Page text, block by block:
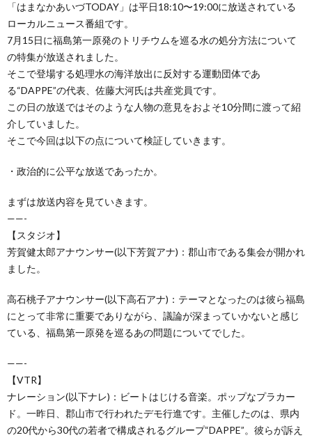
「はまなかあいづTODAY」は平日18:10〜19:00に放送されている
ローカルニュース番組です。
7月15日に福島第一原発のトリチウムを巡る水の処分方法について
の特集が放送されました。
そこで登場する処理水の海洋放出に反対する運動団体であ
る“DAPPE”の代表、佐藤大河氏は共産党員です。
この日の放送ではそのような人物の意見をおよそ10分間に渡って紹
介していました。
そこで今回は以下の点について検証していきます。
・政治的に公平な放送であったか。
まずは放送内容を見ていきます。
——-
【スタジオ】
芳賀健太郎アナウンサー(以下芳賀アナ)：郡山市である集会が開かれ
ました。
高石桃子アナウンサー(以下高石アナ)：テーマとなったのは彼ら福島
にとって非常に重要でありながら、議論が深まっていかないと感じ
ている、福島第一原発を巡るあの問題についてでした。
——-
【VTR】
ナレーション(以下ナレ)：ビートはじける音楽。ポップなプラカー
ド。一昨日、郡山市で行われたデモ行進です。主催したのは、県内
の20代から30代の若者で構成されるグループ“DAPPE”。彼らが訴え